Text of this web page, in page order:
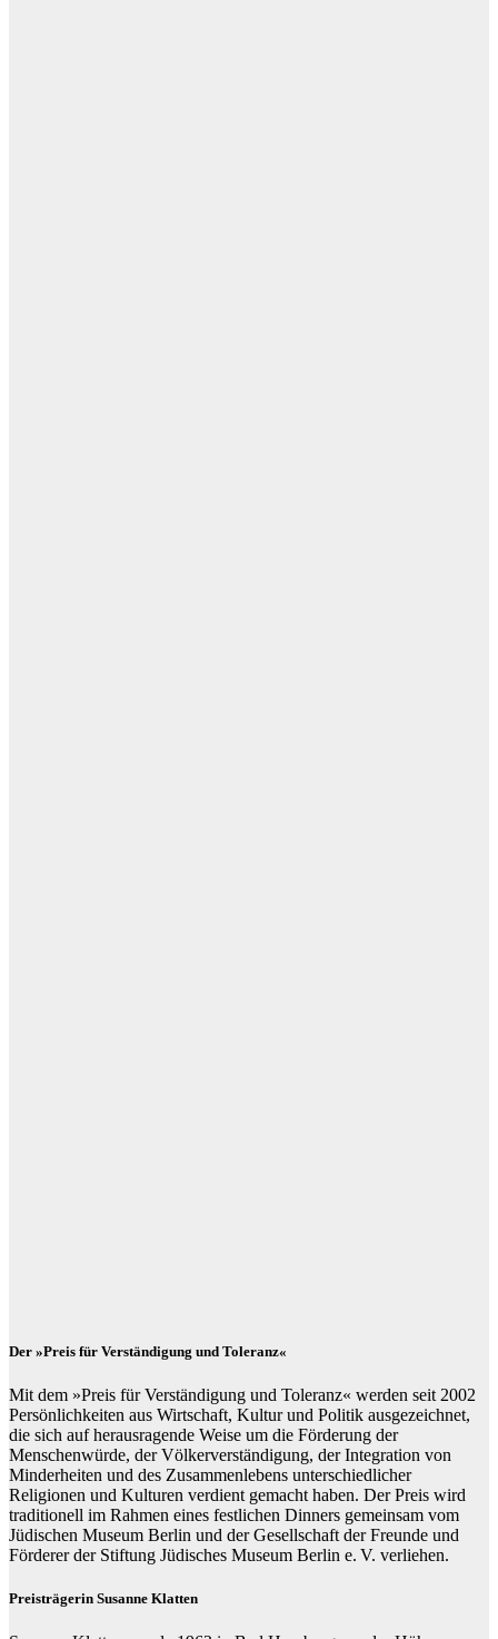
Der »Preis für Verständigung und Toleranz«
Mit dem »Preis für Verständigung und Toleranz« werden seit 2002
Persönlichkeiten aus Wirtschaft, Kultur und Politik ausgezeichnet,
die sich auf herausragende Weise um die Förderung der
Menschenwürde, der Völkerverständigung, der Integration von
Minderheiten und des Zusammenlebens unterschiedlicher
Religionen und Kulturen verdient gemacht haben. Der Preis wird
traditionell im Rahmen eines festlichen Dinners gemeinsam vom
Jüdischen Museum Berlin und der Gesellschaft der Freunde und
Förderer der Stiftung Jüdisches Museum Berlin e. V. verliehen.
Preisträgerin Susanne Klatten